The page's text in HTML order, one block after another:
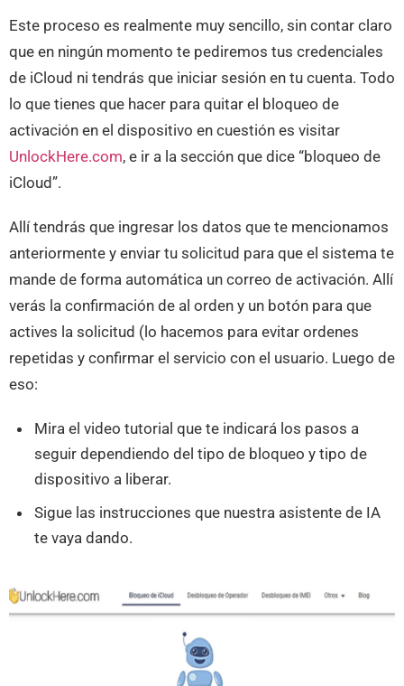
Este proceso es realmente muy sencillo, sin contar claro
que en ningún momento te pediremos tus credenciales
de iCloud ni tendrás que iniciar sesión en tu cuenta. Todo
lo que tienes que hacer para quitar el bloqueo de
activación en el dispositivo en cuestión es visitar
UnlockHere.com, e ir a la sección que dice “bloqueo de
iCloud”.
Allí tendrás que ingresar los datos que te mencionamos
anteriormente y enviar tu solicitud para que el sistema te
mande de forma automática un correo de activación. Allí
verás la confirmación de al orden y un botón para que
actives la solicitud (lo hacemos para evitar ordenes
repetidas y confirmar el servicio con el usuario. Luego de
eso:
Mira el video tutorial que te indicará los pasos a
seguir dependiendo del tipo de bloqueo y tipo de
dispositivo a liberar.
Sigue las instrucciones que nuestra asistente de IA
te vaya dando.